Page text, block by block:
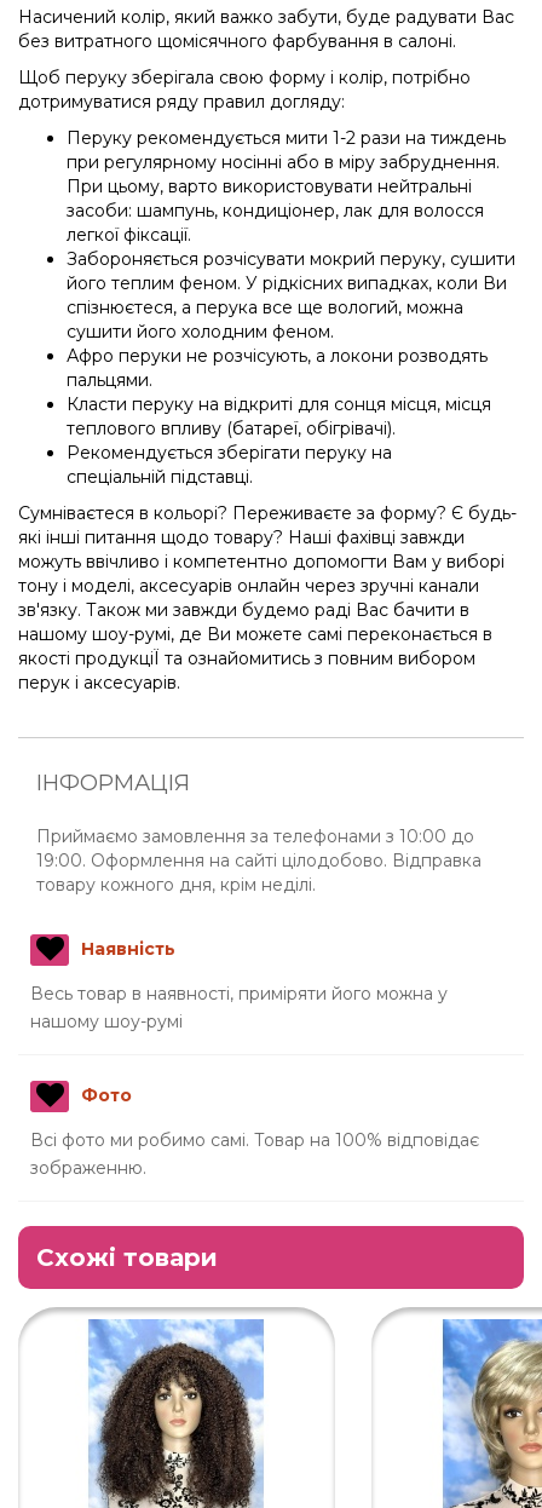
Насичений колір, який важко забути, буде радувати Вас
без витратного щомісячного фарбування в салоні.
Щоб перуку зберігала свою форму і колір, потрібно
дотримуватися ряду правил догляду:
Перуку рекомендується мити 1-2 рази на тиждень
при регулярному носінні або в міру забруднення.
При цьому, варто використовувати нейтральні
засоби: шампунь, кондиціонер, лак для волосся
легкої фіксації.
Забороняється розчісувати мокрий перуку, сушити
його теплим феном. У рідкісних випадках, коли Ви
спізнюєтеся, а перука все ще вологий, можна
сушити його холодним феном.
Афро перуки не розчісують, а локони розводять
пальцями.
Класти перуку на відкриті для сонця місця, місця
теплового впливу (батареї, обігрівачі).
Рекомендується зберігати перуку на
спеціальній підставці.
Сумніваєтеся в кольорі? Переживаєте за форму? Є будь-
які інші питання щодо товару? Наші фахівці завжди
можуть ввічливо і компетентно допомогти Вам у виборі
тону і моделі, аксесуарів онлайн через зручні канали
зв'язку. Також ми завжди будемо раді Вас бачити в
нашому шоу-румі, де Ви можете самі переконається в
якості продукціЇ та ознайомитись з повним вибором
перук і аксесуарів.
ІНФОРМАЦІЯ
Приймаємо замовлення за телефонами з 10:00 до
19:00. Оформлення на сайті цілодобово. Відправка
товару кожного дня, крім неділі.
Наявність
Весь товар в наявності, приміряти його можна у
нашому шоу-румі
Фото
Всі фото ми робимо самі. Товар на 100% відповідає
зображенню.
Схожі товари